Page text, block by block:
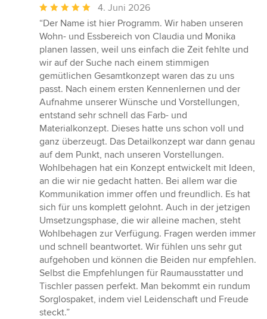
Durchschnittliche
Bewertung:
5
von
5
Sternen
4. Juni 2026
“Der Name ist hier Programm. Wir haben unseren
Wohn- und Essbereich von Claudia und Monika
planen lassen, weil uns einfach die Zeit fehlte und
wir auf der Suche nach einem stimmigen
gemütlichen Gesamtkonzept waren das zu uns
passt. Nach einem ersten Kennenlernen und der
Aufnahme unserer Wünsche und Vorstellungen,
entstand sehr schnell das Farb- und
Materialkonzept. Dieses hatte uns schon voll und
ganz überzeugt. Das Detailkonzept war dann genau
auf dem Punkt, nach unseren Vorstellungen.
Wohlbehagen hat ein Konzept entwickelt mit Ideen,
an die wir nie gedacht hatten. Bei allem war die
Kommunikation immer offen und freundlich. Es hat
sich für uns komplett gelohnt. Auch in der jetzigen
Umsetzungsphase, die wir alleine machen, steht
Wohlbehagen zur Verfügung. Fragen werden immer
und schnell beantwortet. Wir fühlen uns sehr gut
aufgehoben und können die Beiden nur empfehlen.
Selbst die Empfehlungen für Raumausstatter und
Tischler passen perfekt. Man bekommt ein rundum
Sorglospaket, indem viel Leidenschaft und Freude
steckt.”